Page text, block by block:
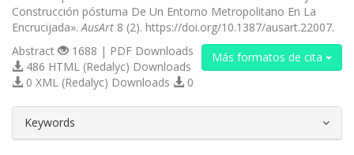
Construcción póstuma De Un Entorno Metropolitano En La
Encrucijada». AusArt 8 (2). https://doi.org/10.1387/ausart.22007.
Más formatos de cita
Abstract
1688 | PDF Downloads
486 HTML (Redalyc) Downloads
0 XML (Redalyc) Downloads
0
Keywords